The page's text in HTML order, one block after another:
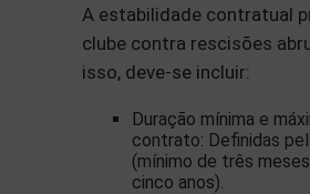
A estabilidade contratual
clube contra rescisões
isso, deve-se incluir:
Duração mínima e
contrato: Definidas
(mínimo de três
cinco anos).